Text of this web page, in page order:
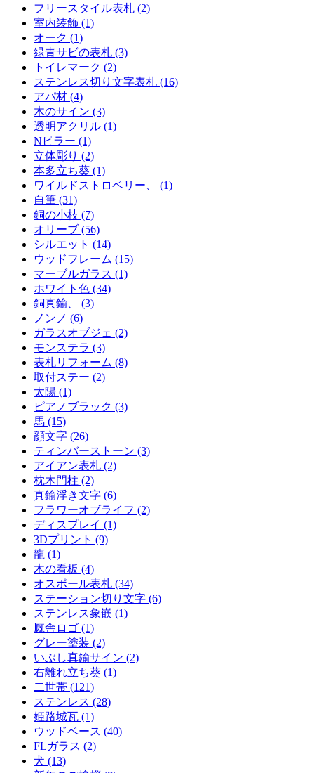
フリースタイル表札 (2)
室内装飾 (1)
オーク (1)
緑青サビの表札 (3)
トイレマーク (2)
ステンレス切り文字表札 (16)
アパ材 (4)
木のサイン (3)
透明アクリル (1)
Nピラー (1)
立体彫り (2)
本多立ち葵 (1)
ワイルドストロベリー、 (1)
自筆 (31)
銅の小枝 (7)
オリーブ (56)
シルエット (14)
ウッドフレーム (15)
マーブルガラス (1)
ホワイト色 (34)
銅真鍮、 (3)
ノンノ (6)
ガラスオブジェ (2)
モンステラ (3)
表札リフォーム (8)
取付ステー (2)
太陽 (1)
ピアノブラック (3)
馬 (15)
顔文字 (26)
ティンバーストーン (3)
アイアン表札 (2)
枕木門柱 (2)
真鍮浮き文字 (6)
フラワーオブライフ (2)
ディスプレイ (1)
3Dプリント (9)
龍 (1)
木の看板 (4)
オスポール表札 (34)
ステーション切り文字 (6)
ステンレス象嵌 (1)
厩舎ロゴ (1)
グレー塗装 (2)
いぶし真鍮サイン (2)
右離れ立ち葵 (1)
二世帯 (121)
ステンレス (28)
姫路城瓦 (1)
ウッドベース (40)
FLガラス (2)
犬 (13)